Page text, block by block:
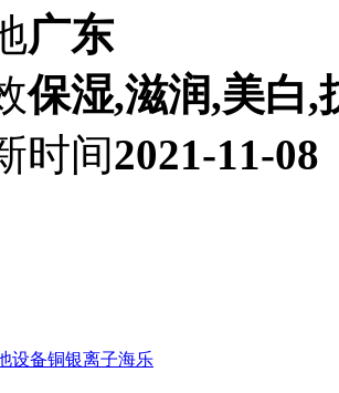
广东
保湿,滋润,美白,
时间2021-11-08
设备铜银离子海乐